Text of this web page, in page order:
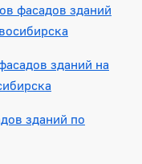
фасадов зданий
зданий на
зданий по